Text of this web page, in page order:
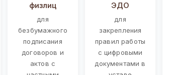
физлиц
для
безбумажного
подписания
договоров и
актов с
ЭДО
для
закрепления
правил работы
с цифровыми
документами в